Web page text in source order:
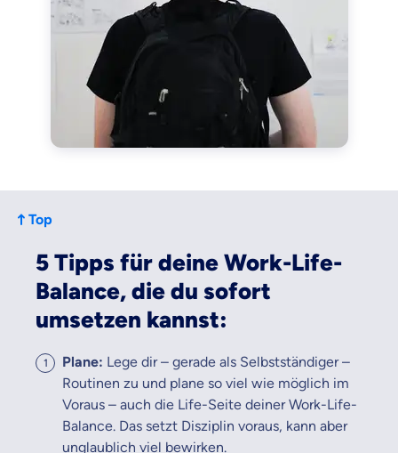
Top
5 Tipps für deine Work-Life-
Balance, die du sofort
umsetzen kannst:
Plane: Lege dir – gerade als Selbstständiger –
Routinen zu und plane so viel wie möglich im
Voraus – auch die Life-Seite deiner Work-Life-
Balance. Das setzt Disziplin voraus, kann aber
unglaublich viel bewirken.